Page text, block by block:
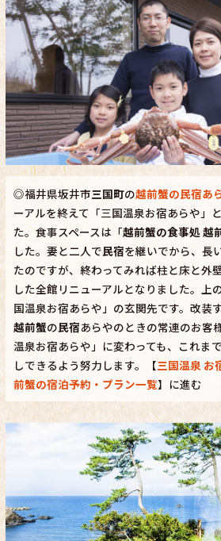
◎福井県坂井市三国町の越前蟹の民宿あ
ーアルを終えて「三国温泉お宿あらや」
た。食事スペースは「越前蟹の食事処 越
した。妻と二人で民宿を継いでから、長
たのですが、終わってみれば柱と床と外
した全館リニューアルとなりました。上
国温泉お宿あらや」の玄関先です。改装
越前蟹の民宿あらやのときの常連のお客
温泉お宿あらや」に変わっても、これま
しできるよう努力します。【三国温泉 お
前蟹の宿泊予約・プラン一覧】に進む